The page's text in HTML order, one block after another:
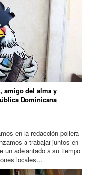
amigo del alma y
Dominicana
en la redacción pollera
a trabajar juntos en
un adelantado a su tiempo
locales…